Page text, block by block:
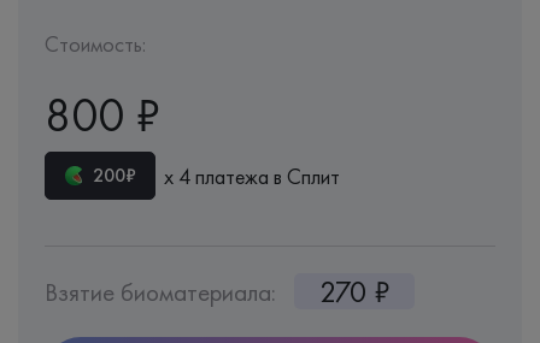
Стоимость:
800 ₽
200₽ х 4 платежа в Сплит
Взятие биоматериала: 270 ₽